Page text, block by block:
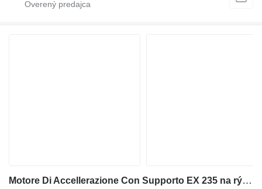
Motore Di Accellerazione Con Supporto EX 235 na rýpadla-nakladača Fiat-Hitachi